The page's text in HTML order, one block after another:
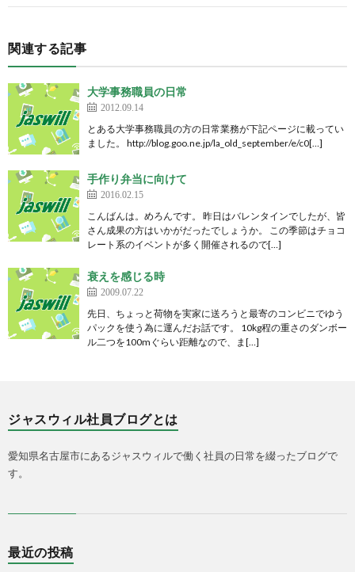
関連する記事
大学事務職員の日常
2012.09.14
とある大学事務職員の方の日常業務が下記ページに載ってい
ました。 http://blog.goo.ne.jp/la_old_september/e/c0[…]
手作り弁当に向けて
2016.02.15
こんばんは。めろんです。 昨日はバレンタインでしたが、皆
さん成果の方はいかがだったでしょうか。 この季節はチョコ
レート系のイベントが多く開催されるので[…]
衰えを感じる時
2009.07.22
先日、ちょっと荷物を実家に送ろうと最寄のコンビニでゆう
パックを使う為に運んだお話です。 10kg程の重さのダンボー
ル二つを100mぐらい距離なので、ま[…]
ジャスウィル社員ブログとは
愛知県名古屋市にあるジャスウィルで働く社員の日常を綴ったブログで
す。
最近の投稿